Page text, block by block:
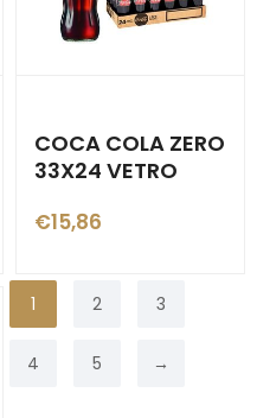
COCA COLA ZERO
33X24 VETRO
€15,86
1 2 3
4 5 →